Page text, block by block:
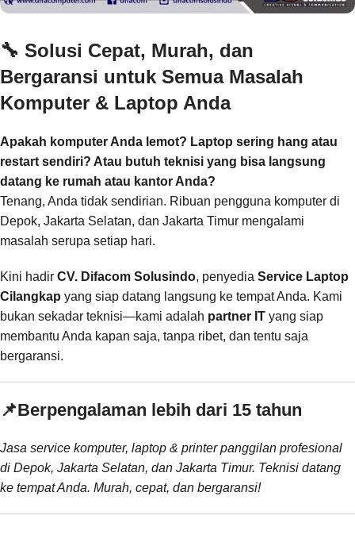
🔧 Solusi Cepat, Murah, dan
Bergaransi untuk Semua Masalah
Komputer & Laptop Anda
Apakah komputer Anda lemot? Laptop sering hang atau
restart sendiri? Atau butuh teknisi yang bisa langsung
datang ke rumah atau kantor Anda?
Tenang, Anda tidak sendirian. Ribuan pengguna komputer di
Depok, Jakarta Selatan, dan Jakarta Timur mengalami
masalah serupa setiap hari.
Kini hadir CV. Difacom Solusindo, penyedia Service Laptop
Cilangkap yang siap datang langsung ke tempat Anda. Kami
bukan sekadar teknisi—kami adalah partner IT yang siap
membantu Anda kapan saja, tanpa ribet, dan tentu saja
bergaransi.
📌Berpengalaman lebih dari 15 tahun
Jasa service komputer, laptop & printer panggilan profesional
di Depok, Jakarta Selatan, dan Jakarta Timur. Teknisi datang
ke tempat Anda. Murah, cepat, dan bergaransi!